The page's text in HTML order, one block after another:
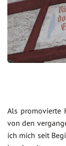
Als promovierte
von den
ich mich seit